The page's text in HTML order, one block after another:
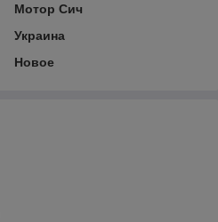
Мотор Сич
Украина
Новое